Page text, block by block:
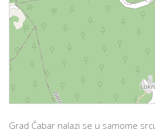
Grad Čabar nalazi se u samome